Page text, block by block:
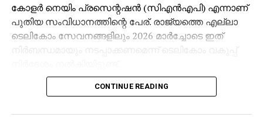
കോളര്‍ നെയിം പ്രസെന്റഷന്‍ (സിഎന്‍എപി) എന്നാണ്
പുതിയ സംവിധാനത്തിന്റെ പേര്. രാജ്യത്തെ എല്ലാ
ടെലികോം സേവനങ്ങളിലും 2026 മാര്‍ച്ചോടെ ഇത്
നിര്‍ബന്ധമായും നടപ്പാക്കണമെന്ന് ടെലികോം വകുപ്പ്
വിശ്വാസ്യത വര്‍ധിപ്പിക്കുകയും തട്ടിപ്പ്, സ്പാം,
ചെയ്യുകയാണ് സംവിധാനത്തിന്റെ ലക്ഷ്യം. 4ജി
CONTINUE READING